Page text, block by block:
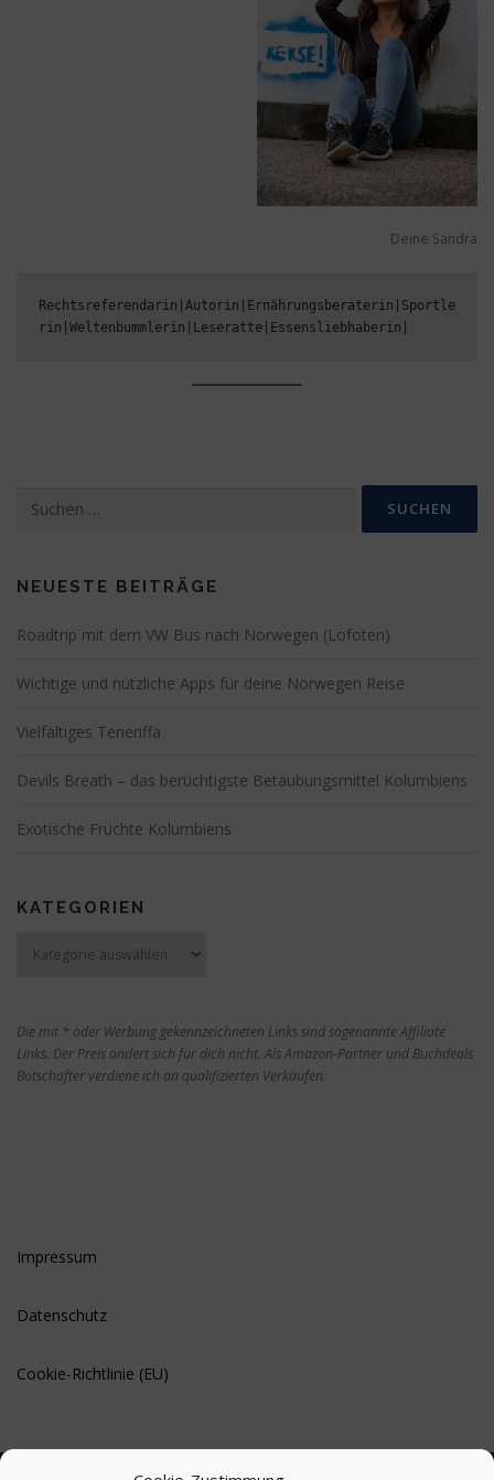
Deine Sandra
Rechtsreferendarin|Autorin|Ernährungsberaterin|Sportle
rin|Weltenbummlerin|Leseratte|Essensliebhaberin|
nach:
NEUESTE BEITRÄGE
Roadtrip mit dem VW Bus nach Norwegen (Lofoten)
Wichtige und nützliche Apps für deine Norwegen Reise
Vielfältiges Teneriffa
Devils Breath – das berüchtigste Betäubungsmittel Kolumbiens
Exotische Früchte Kolumbiens
KATEGORIEN
Die mit * oder Werbung gekennzeichneten Links sind sogenannte Affiliate
Links. Der Preis ändert sich für dich nicht. Als Amazon-Partner und Buchdeals
Botschafter verdiene ich an qualifizierten Verkäufen.
Impressum
Datenschutz
Cookie-Richtlinie (EU)